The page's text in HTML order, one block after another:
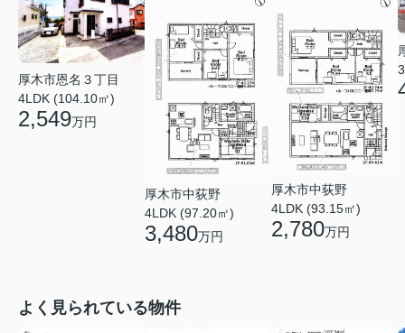
厚木市恩名３丁目
4LDK (104.10㎡)
2,549万円
厚木市中荻野
4LDK (97.20㎡)
3,480万円
厚木市中荻野
4LDK (93.15㎡)
2,780万円
よく見られている物件